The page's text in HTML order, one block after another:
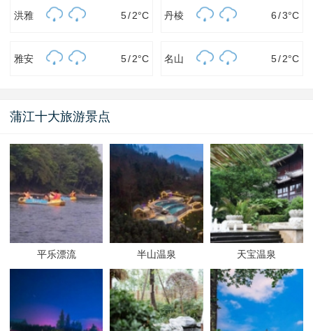
洪雅 5/ 2°C 丹棱 6 /3°C
雅安 5/ 2°C 名山 5/2°C
蒲江十大旅游景点
平乐漂流 半山温泉 天宝温泉